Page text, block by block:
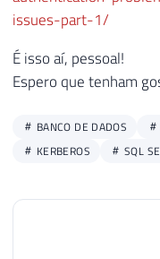
issues-part-1/
É isso aí, pessoal!
Espero que tenham
BANCO DE DADOS
KERBEROS
SQL